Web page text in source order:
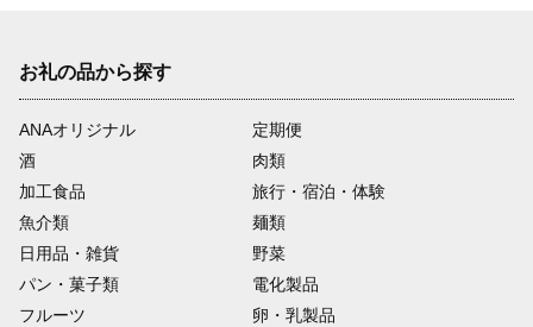
お礼の品から探す
ANAオリジナル
定期便
酒
肉類
加工食品
旅行・宿泊・体験
魚介類
麺類
日用品・雑貨
野菜
パン・菓子類
電化製品
フルーツ
卵・乳製品